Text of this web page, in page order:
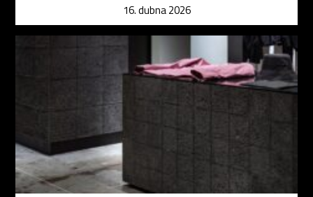
16. dubna 2026